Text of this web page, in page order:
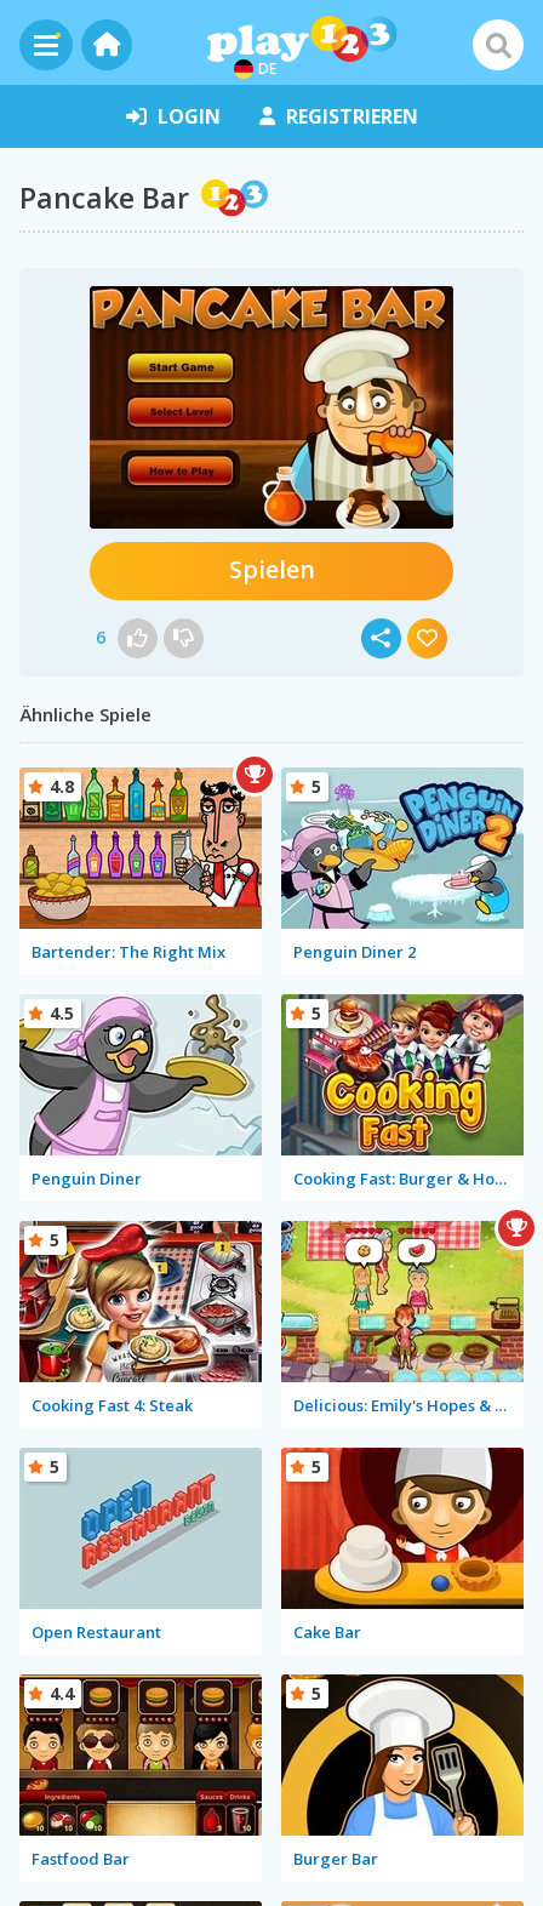
DE
LOGIN REGISTRIEREN
Pancake Bar
Spielen
6
Ähnliche Spiele
Bartender: The Right Mix
4.8
Penguin Diner 2
5
Penguin Diner
4.5
Cooking Fast: Burger & Hotdog
5
Cooking Fast 4: Steak
5
Delicious: Emily's Hopes & Fears
Open Restaurant
5
Cake Bar
5
Fastfood Bar
4.4
Burger Bar
5